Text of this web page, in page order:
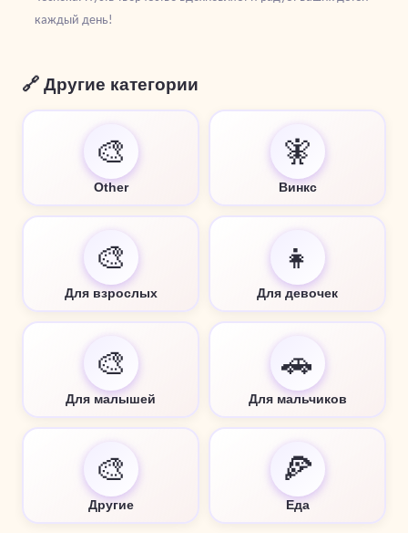
каждый день!
🔗 Другие категории
🎨
Other
🧚
Винкс
🎨
Для взрослых
👧
Для девочек
🎨
Для малышей
🚗
Для мальчиков
🎨
Другие
🍕
Еда